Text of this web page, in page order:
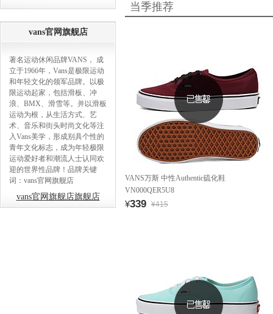
vans官网旗舰店
著名运动休闲品牌VANS， 成
立于1966年，Vans是极限运动
和年轻文化的领军品牌。以极
限运动起家，包括滑板、冲
浪、BMX、滑雪等。并以滑板
运动为根，从生活方式、艺
术、音乐和街头时尚文化等注
入Vans美学，形成别具个性的
青年文化标志，成为年轻极限
运动爱好者和潮流人士认同欢
迎的世界性品牌！品牌关键
词：vans官网旗舰店
vans官网旗舰店旗舰店
当季推荐
VANS万斯 中性Authentic硫化鞋
VN000QER5U8
¥339 ¥415